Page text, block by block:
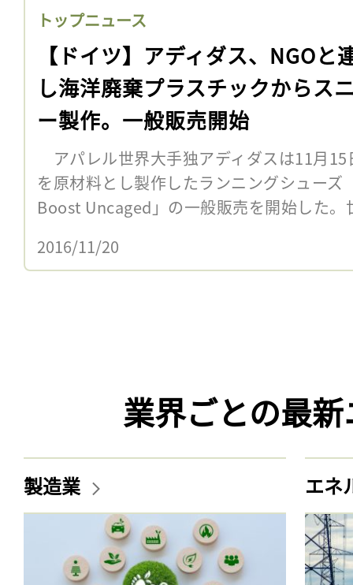
トップニュース
【ドイツ】アディダス、NGOと
し海洋廃棄プラスチックからス
ー製作。一般販売開始
アパレル世界大手独アディダスは11月
を原材料とし製作したランニングシュー
Boost Uncaged」の一般販売を開始した
2016/11/20
業界ごとの最
製造業 エネ